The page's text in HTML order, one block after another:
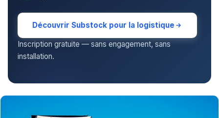
Découvrir Substock pour la logistique
Inscription gratuite — sans engagement, sans
installation.